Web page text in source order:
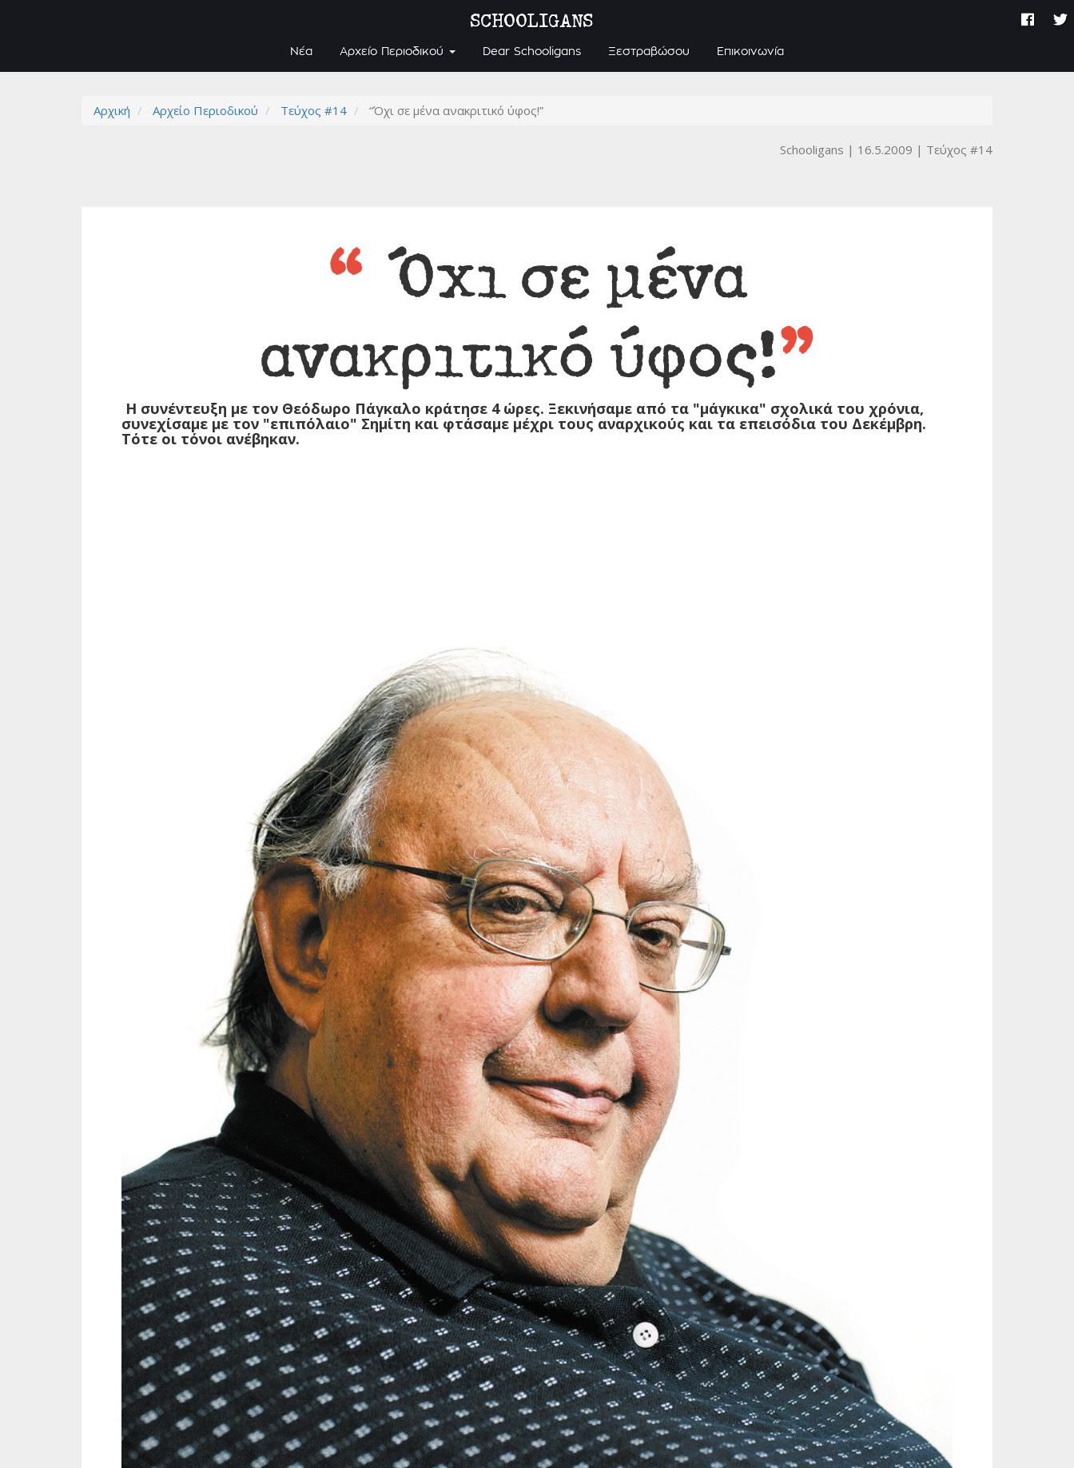
SCHOOLIGANS
Νέα Αρχείο Περιοδικού Dear Schooligans Ξεστραβώσου Επικοινωνία
Αρχική Αρχείο Περιοδικού Τεύχος #14 “Όχι σε μένα ανακριτικό ύφος!”
Schooligans 16.5.2009 Τεύχος #14
“Όχι σε μένα
ανακριτικό ύφος!”
Η συνέντευξη με τον Θεόδωρο Πάγκαλο κράτησε 4 ώρες. Ξεκινήσαμε από τα "μάγκικα" σχολικά του χρόνια,
συνεχίσαμε με τον "επιπόλαιο" Σημίτη και φτάσαμε μέχρι τους αναρχικούς και τα επεισόδια του Δεκέμβρη.
Τότε οι τόνοι ανέβηκαν.